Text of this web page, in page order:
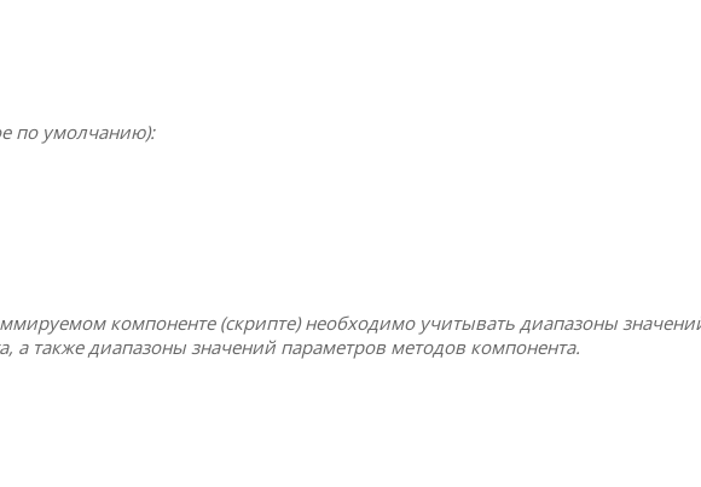
по умолчанию):
компоненте (скрипте) необходимо учитывать диапазоны
а также диапазоны значений параметров методов компонента.